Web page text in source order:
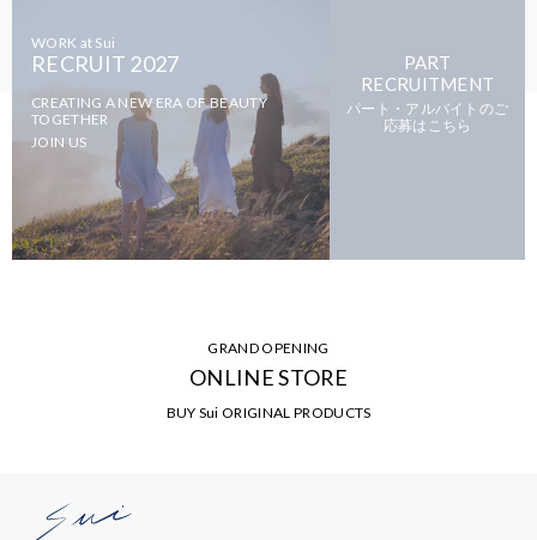
WORK at Sui
RECRUIT 2027
CREATING A NEW ERA OF BEAUTY
TOGETHER
JOIN US
PART
RECRUITMENT
パート・アルバイトのご
応募はこちら
GRAND OPENING
ONLINE STORE
BUY Sui ORIGINAL PRODUCTS